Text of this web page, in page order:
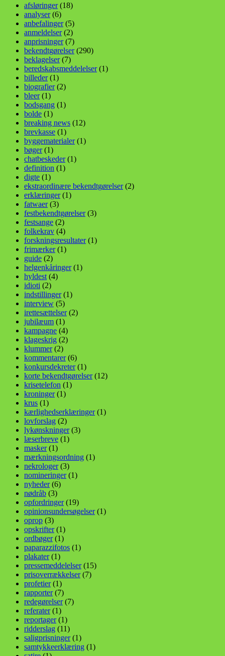
afsløringer(18)
analyser(6)
anbefalinger(5)
anmeldelser(2)
anprisninger(7)
bekendtgørelser(290)
beklagelser(7)
beredskabsmeddelelser(1)
billeder(1)
biografier(2)
bleer(1)
bodsgang (1)
bolde (1)
breaking news (12)
brevkasse (1)
byggematerialer(1)
bøger(1)
chatbeskeder(1)
definition (1)
digte (1)
ekstraordinære bekendtgørelser(2)
erklæringer(1)
fatwaer(3)
festbekendtgørelser(3)
festsange (2)
folkekrav (4)
forskningsresultater(1)
frimærker(1)
guide (2)
helgenkåringer(1)
hyldest (4)
idioti (2)
indstillinger(1)
interview (5)
irettesættelser(2)
jubilæum (1)
kampagne (4)
klageskrig (2)
klummer(2)
kommentarer(6)
konkursdekreter(1)
korte bekendtgørelser(12)
krisetelefon (1)
kroninger(1)
krus (1)
kærlighedserklæringer(1)
lovforslag (2)
lykønskninger(3)
læserbreve (1)
masker(1)
mærkningsordning (1)
nekrologer(3)
nomineringer(1)
nyheder(6)
nødråb (3)
opfordringer(19)
opinionsundersøgelser(1)
oprop (3)
opskrifter(1)
ordbøger(1)
paparazzifotos (1)
plakater(1)
pressemeddelelser(15)
prisoverrækkelser(7)
profetier(1)
rapporter(7)
redegørelser(7)
referater(1)
reportager(1)
ridderslag (11)
saligprisninger(1)
samtykkeerklæring (1)